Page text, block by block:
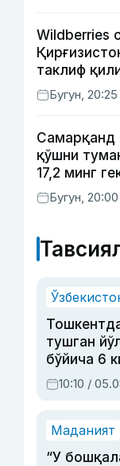
Wildberries
таклиф
Бугун, 20:25
Самарқанд
қўшни
17,2 минг
берилади
Бугун, 20:00
тушган
бўйича 6
ҳукми
10:10 /
Маданият
“У